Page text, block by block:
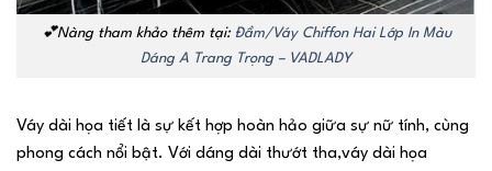
💕Nàng tham khảo thêm tại: Đầm/Váy Chiffon Hai Lớp In Màu
Dáng A Trang Trọng – VADLADY
Váy dài họa tiết là sự kết hợp hoàn hảo giữa sự nữ tính, cùng
phong cách nổi bật. Với dáng dài thướt tha,váy dài họa